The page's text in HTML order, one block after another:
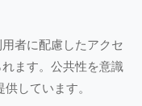
者に配慮したアクセ
ます。公共性を意識
しています。